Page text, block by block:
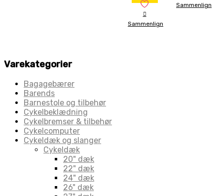
Sammenlign
Sammenlign
Varekategorier
Bagagebærer
Barends
Barnestole og tilbehør
Cykelbeklædning
Cykelbremser & tilbehør
Cykelcomputer
Cykeldæk og slanger
Cykeldæk
20" dæk
22" dæk
24" dæk
26" dæk